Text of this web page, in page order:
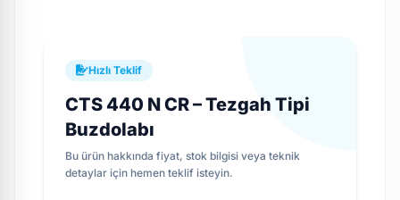
Hızlı Teklif
CTS 440 N CR – Tezgah Tipi
Buzdolabı
Bu ürün hakkında fiyat, stok bilgisi veya teknik
detaylar için hemen teklif isteyin.